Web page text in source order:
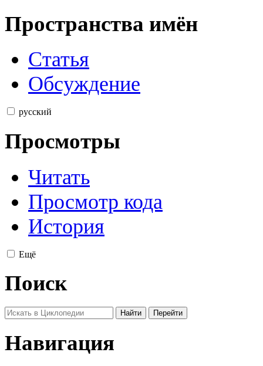
Пространства имён
Статья
Обсуждение
русский
Просмотры
Читать
Просмотр кода
История
Ещё
Поиск
Навигация